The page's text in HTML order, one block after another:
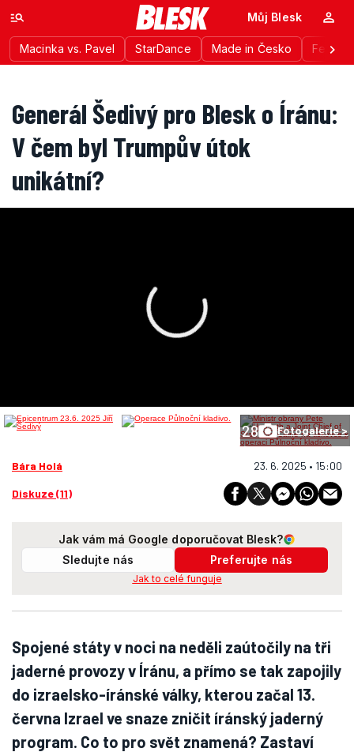
Macinka vs. Pavel StarDance Made in Česko
Můj Blesk
Generál Šedivý pro Blesk o Íránu:
V čem byl Trumpův útok
unikátní?
28 Fotogalerie >
Bára Holá 23. 6. 2025 • 15:00
Diskuze (11)
Jak vám má Google doporučovat Blesk?
Sledujte nás
Preferujte nás
Jak to celé funguje
Spojené státy v noci na neděli zaútočily na tři
jaderné provozy v Íránu, a přímo se tak zapojily
do izraelsko-íránské války, kterou začal 13.
června Izrael ve snaze zničit íránský jaderný
program. Co to pro svět znamená? Zastaví